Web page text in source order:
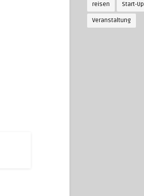
reisen Start-Up
Veranstaltung